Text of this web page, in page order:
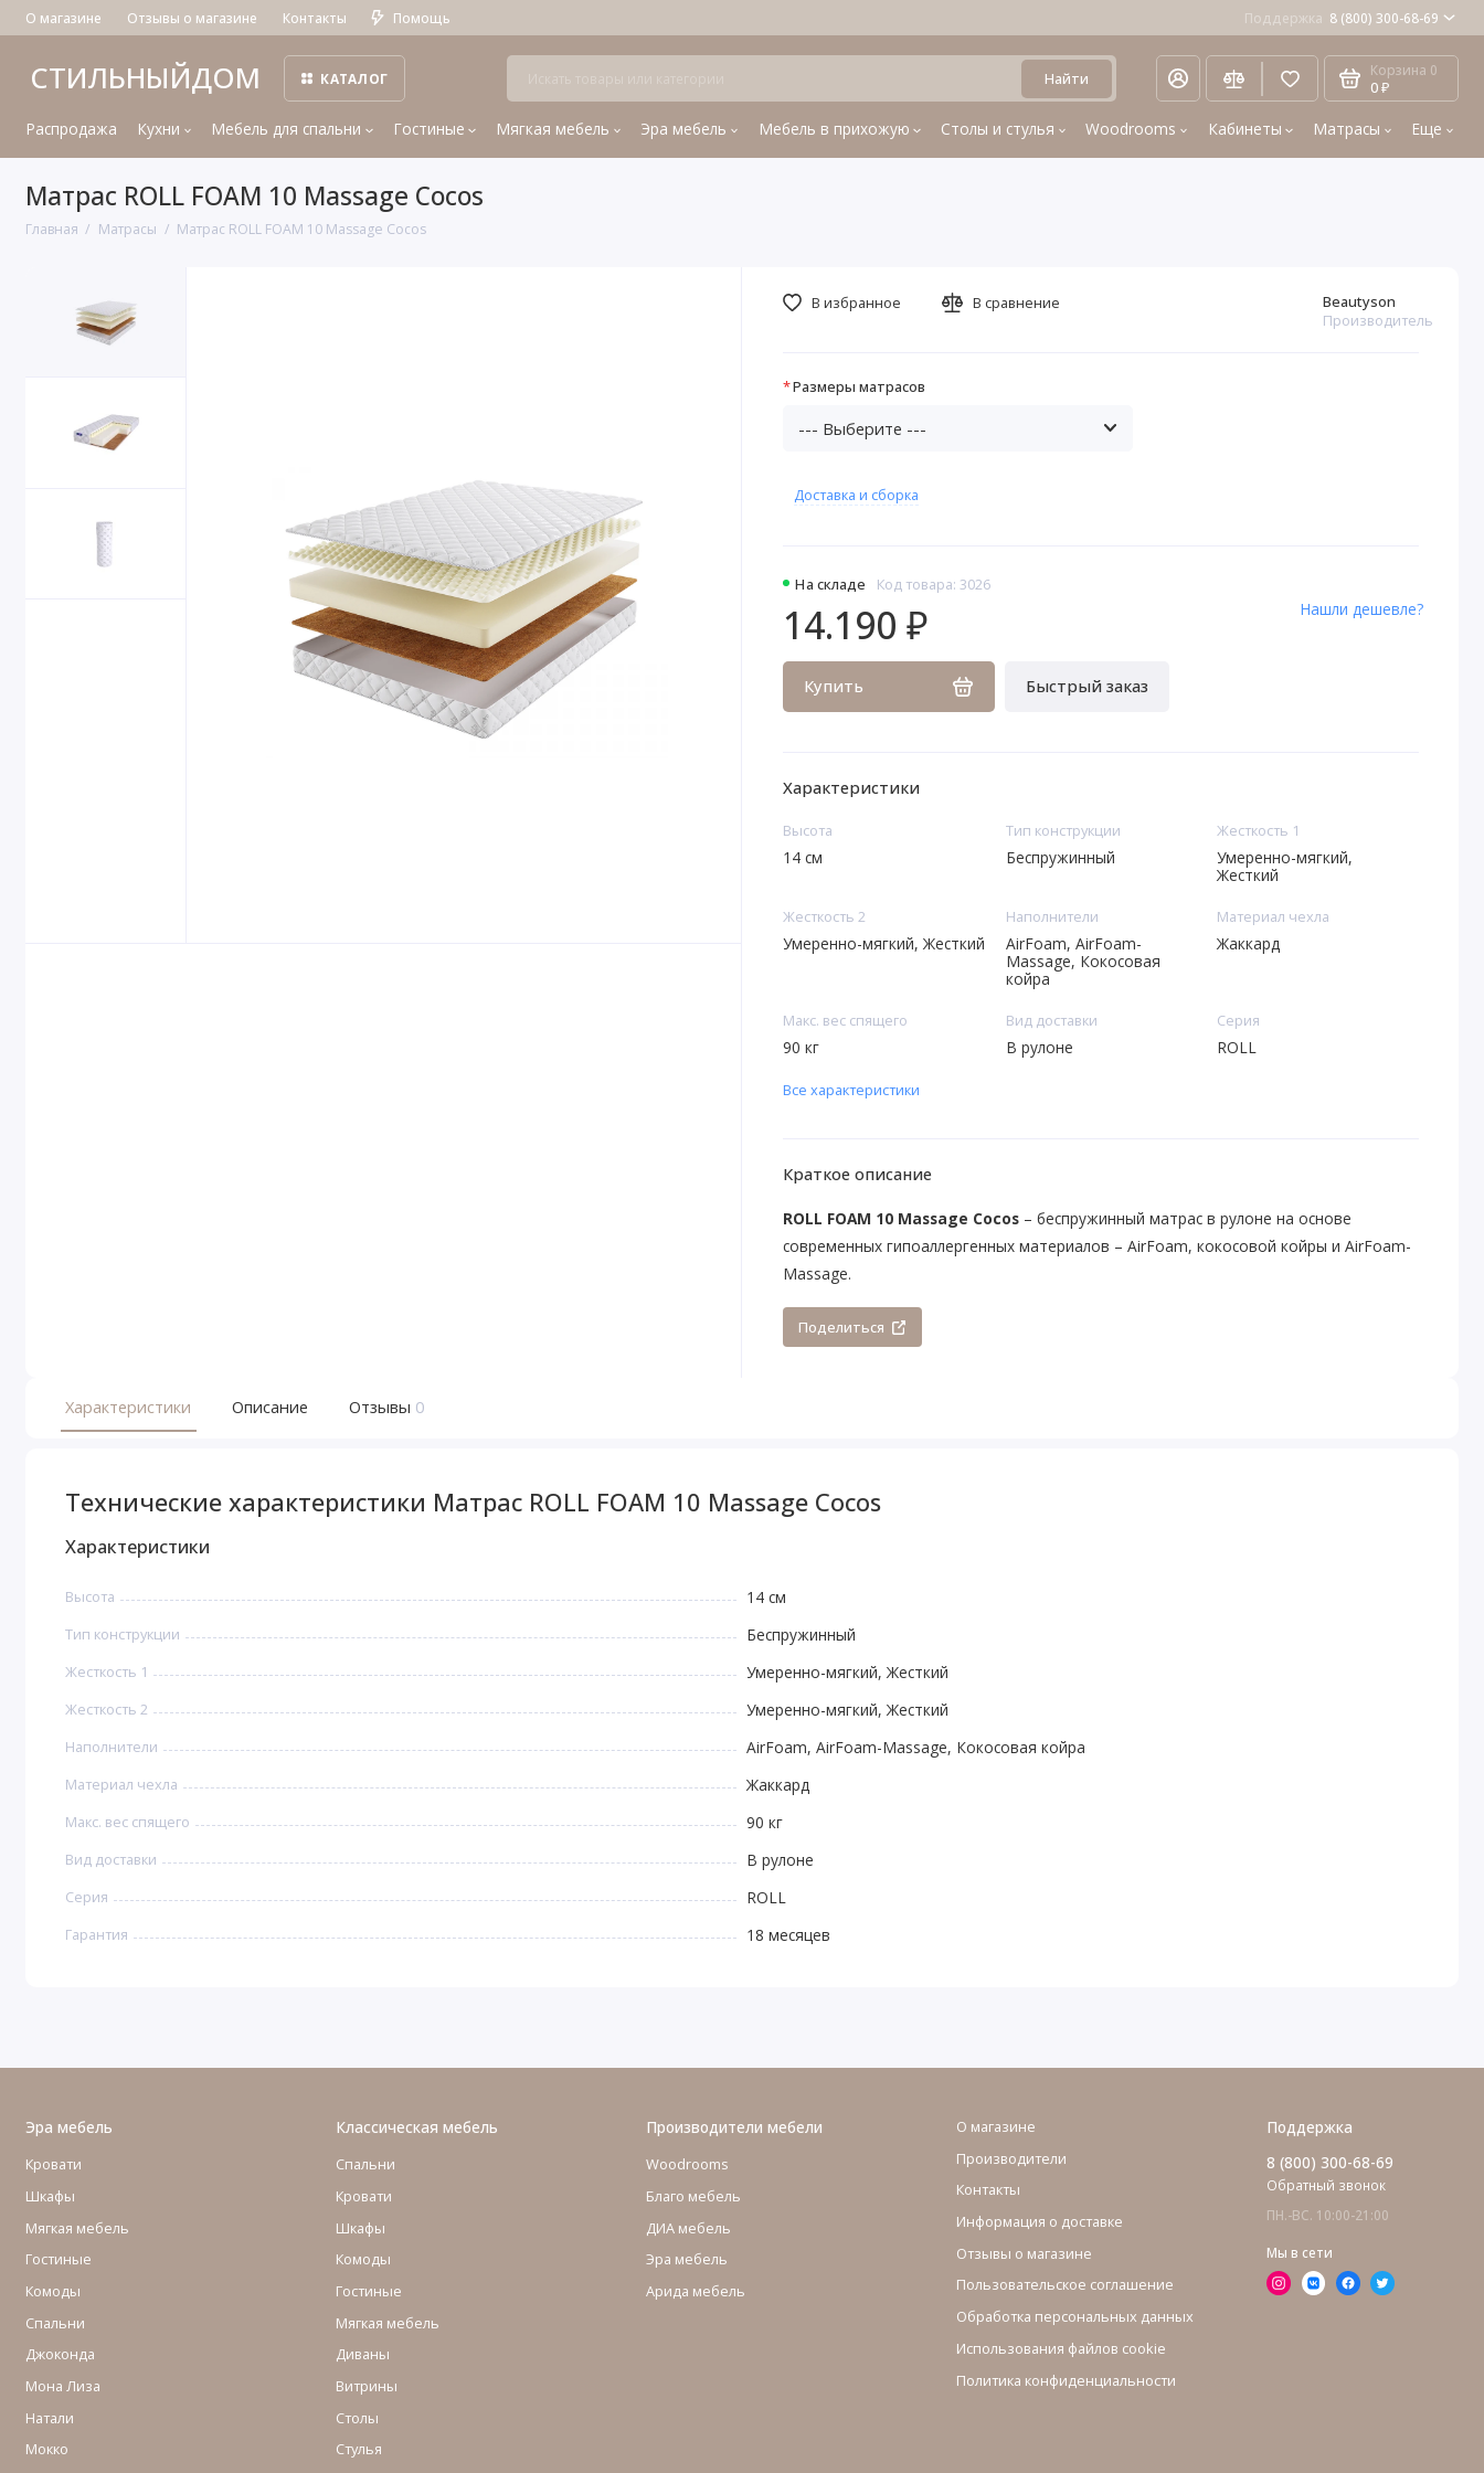
О магазине Отзывы о магазине Контакты Помощь Поддержка 8 (800) 300-68-69
СТИЛЬНЫЙДОМ КАТАЛОГ Найти Корзина 0
0 ₽
Распродажа Кухни Мебель для спальни Гостиные Мягкая мебель Эра мебель Мебель в прихожую Столы и стулья Woodrooms Кабинеты Матрасы Еще
Матрас ROLL FOAM 10 Massage Cocos
Главная Матрасы Матрас ROLL FOAM 10 Massage Cocos
На складе Код товара: 3026
Beautyson
Производитель
14.190 ₽
Купить Быстрый заказ
Нашли дешевле?
В избранное В сравнение
Размеры матрасов
Доставка и сборка
Характеристики
Высота
14 см
Тип конструкции
Беспружинный
Жесткость 1
Умеренно-мягкий,
Жесткий
Жесткость 2
Умеренно-мягкий, Жесткий
Наполнители
AirFoam, AirFoam-
Massage, Кокосовая
койра
Материал чехла
Жаккард
Макс. вес спящего
90 кг
Вид доставки
В рулоне
Серия
ROLL
Все характеристики
Краткое описание
ROLL FOAM 10 Massage Cocos– беспружинный матрас в рулоне на основе
современных гипоаллергенных материалов – AirFoam, кокосовой койры и AirFoam-
Massage.
Поделиться
Характеристики Описание Отзывы 0
Технические характеристики Матрас ROLL FOAM 10 Massage Cocos
Характеристики
Высота 14 см
Тип конструкции Беспружинный
Жесткость 1 Умеренно-мягкий, Жесткий
Жесткость 2 Умеренно-мягкий, Жесткий
Наполнители AirFoam, AirFoam-Massage, Кокосовая койра
Материал чехла Жаккард
Макс. вес спящего 90 кг
Вид доставки В рулоне
Серия ROLL
Гарантия 18 месяцев
Эра мебель
Кровати
Шкафы
Мягкая мебель
Гостиные
Комоды
Cпальни
Джоконда
Мона Лиза
Натали
Мокко
Классическая мебель
Спальни
Кровати
Шкафы
Комоды
Гостиные
Мягкая мебель
Диваны
Витрины
Столы
Стулья
Производители мебели
Woodrooms
Благо мебель
ДИА мебель
Эра мебель
Арида мебель
О магазине
Производители
Контакты
Информация о доставке
Отзывы о магазине
Пользовательское соглашение
Обработка персональных данных
Использования файлов cookie
Политика конфиденциальности
Поддержка
8 (800) 300-68-69
Обратный звонок
ПН.-ВС. 10:00-21:00
Мы в сети